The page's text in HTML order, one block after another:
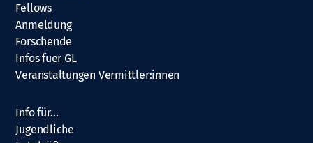
Fellows
Anmeldung
Forschende
Infos fuer GL
Veranstaltungen Vermittler:innen
Info für…
Jugendliche